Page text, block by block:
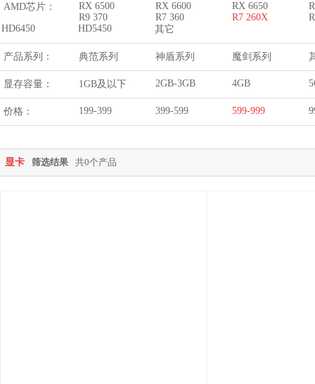
AMD芯片： RX 6500 RX 6600 RX 6650
R9 370
R7 360 R7 260X
HD6450
HD5450 其它
产品系列： 典范系列 神盾系列 魔剑系列
显存容量： 1GB及以下 2GB-3GB 4GB
价格： 199-399 399-599 599-999
显卡 筛选结果 共0个产品